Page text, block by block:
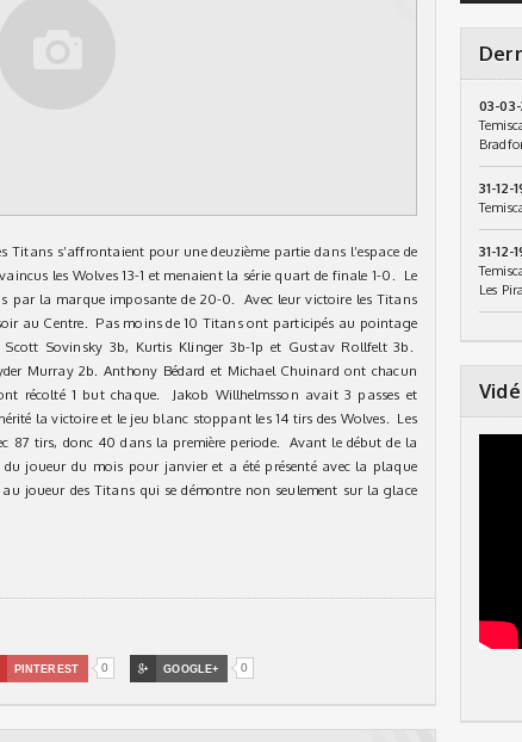
Titans s’affrontaient pour une deuzième partie dans l’espace de
les Wolves 13-1 et menaient la série quart de finale 1-0. Le
par la marque imposante de 20-0. Avec leur victoire les Titans
au Centre. Pas moins de 10 Titans ont participés au pointage
Sovinsky 3b, Kurtis Klinger 3b-1p et Gustav Rollfelt 3b.
Murray 2b. Anthony Bédard et Michael Chuinard ont chacun
récolté 1 but chaque. Jakob Willhelmsson avait 3 passes et
la victoire et le jeu blanc stoppant les 14 tirs des Wolves. Les
87 tirs, donc 40 dans la première periode. Avant le début de la
joueur du mois pour janvier et a été présenté avec la plaque
joueur des Titans qui se démontre non seulement sur la glace
PINTEREST 0  GOOGLE+ 0
03-
31-12-
31-12-
Les